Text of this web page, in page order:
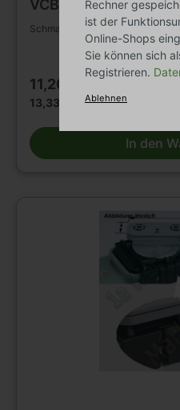
VCBL-S1
Schmalz Ersatzteil
11,20 €*
13,33 € Bruttopreis
In den
Rechner
ist der
Online-Shops
Sie können sich
Registrieren.
Ablehnen